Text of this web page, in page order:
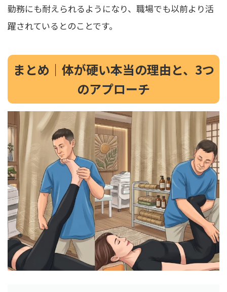
勤務にも耐えられるようになり、職場でも以前より活
躍されているとのことです。
まとめ｜体が硬い本当の理由と、3つ
のアプローチ